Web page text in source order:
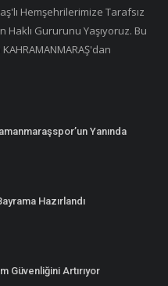
Hemşehrilerimize Tarafsız
Haklı Gururunu Yaşıyoruz. Bu
Yanında
Hazırlandı
Güvenliğini Artırıyor